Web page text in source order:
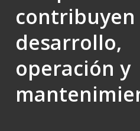
contribuyen
desarrollo,
operación y